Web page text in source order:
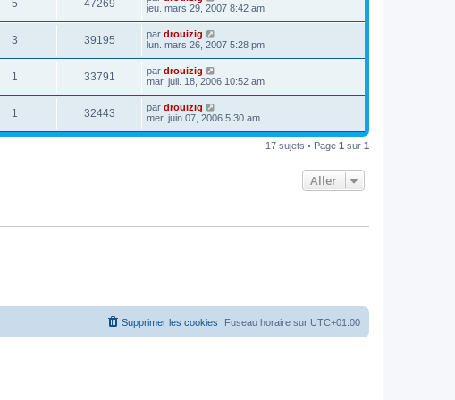
5 47269
jeu. mars 29, 2007 8:42 am
3 39195 par drouizig
lun. mars 26, 2007 5:28 pm
1 33791 par drouizig
mar. juil. 18, 2006 10:52 am
1 32443 par drouizig
mer. juin 07, 2006 5:30 am
17 sujets • Page 1 sur 1
Aller
Fuseau horaire sur UTC+01:00
Supprimer les cookies